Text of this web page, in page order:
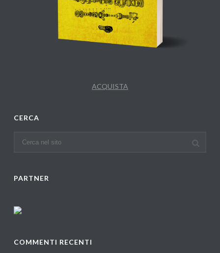
ACQUISTA
CERCA
PARTNER
COMMENTI RECENTI